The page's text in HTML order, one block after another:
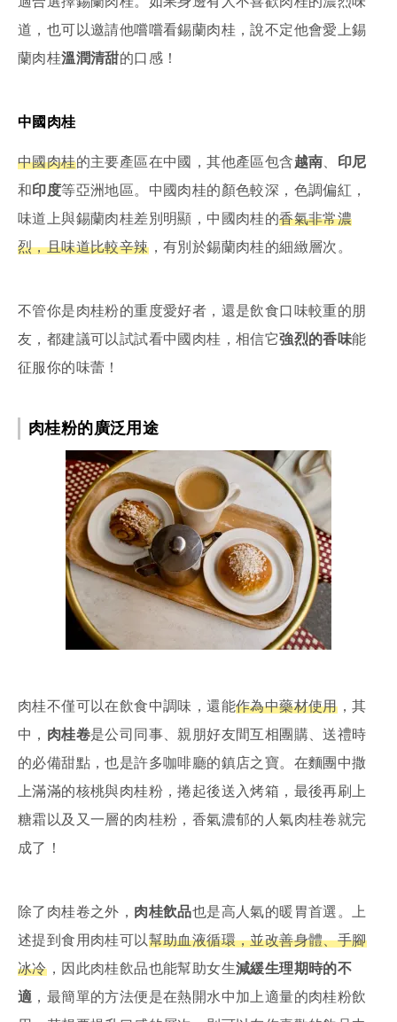
道，也可以邀請他嚐嚐看錫蘭肉桂，說不定他會愛上錫
蘭肉桂溫潤清甜的口感！
中國肉桂
中國肉桂的主要產區在中國，其他產區包含越南
印尼
和 印度等亞洲地區。中國肉桂的顏色較深，色調偏紅，
味道上與錫蘭肉桂差別明顯，中國肉桂的香氣非常濃
烈，且味道比較辛辣，有別於錫蘭肉桂的細緻層次。
不管你是肉桂粉的重度愛好者，還是飲食口味較重的朋
友，都建議可以試試看中國肉桂，相信它強烈的香味能
征服你的味蕾！
肉桂粉的廣泛用途
肉桂不僅可以在飲食中調味，還能作為中藥材使用，其
中， 肉桂卷是公司同事、親朋好友間互相團購、送禮時
的必備甜點，也是許多咖啡廳的鎮店之寶。在麵團中撒
上滿滿的核桃與肉桂粉，捲起後送入烤箱，最後再刷上
糖霜以及又一層的肉桂粉，香氣濃郁的人氣肉桂卷就完
成了！
除了肉桂卷之外， 肉桂飲品也是高人氣的暖胃首選。上
述提到食用肉桂可以幫助血液循環，並改善身體、手腳
冰冷，因此肉桂飲品也能幫助女生減緩生理期時的不
適 ，最簡單的方法便是在熱開水中加上適量的肉桂粉飲